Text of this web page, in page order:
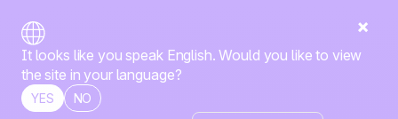
It looks like you speak English. Would you like to view
the site in your language?
YES NO